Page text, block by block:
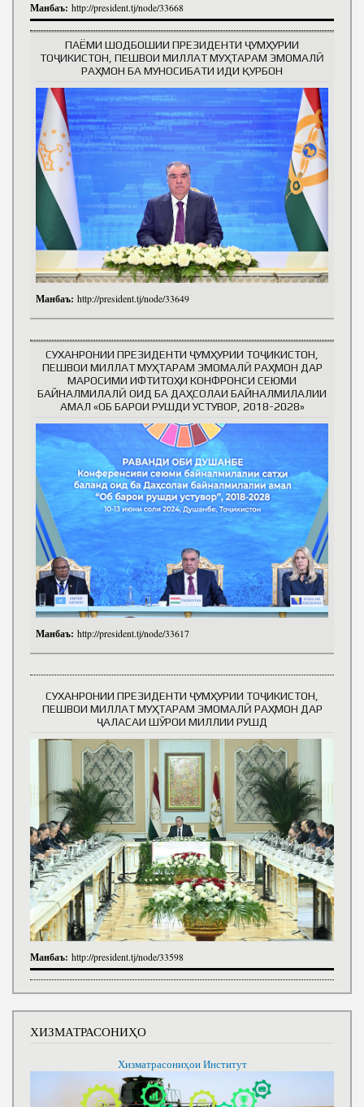
Манбаъ: http://president.tj/node/33668
ПАЁМИ ШОДБОШИИ ПРЕЗИДЕНТИ ҶУМҲУРИИ
ТОҶИКИСТОН, ПЕШВОИ МИЛЛАТ МУҲТАРАМ ЭМОМАЛӢ
РАҲМОН БА МУНОСИБАТИ ИДИ ҚУРБОН
Манбаъ: http://president.tj/node/33649
СУХАНРОНИИ ПРЕЗИДЕНТИ ҶУМҲУРИИ ТОҶИКИСТОН,
ПЕШВОИ МИЛЛАТ МУҲТАРАМ ЭМОМАЛӢ РАҲМОН ДАР
МАРОСИМИ ИФТИТОҲИ КОНФРОНСИ СЕЮМИ
БАЙНАЛМИЛАЛӢ ОИД БА ДАҲСОЛАИ БАЙНАЛМИЛАЛИИ
АМАЛ «ОБ БАРОИ РУШДИ УСТУВОР, 2018-2028»
Манбаъ: http://president.tj/node/33617
СУХАНРОНИИ ПРЕЗИДЕНТИ ҶУМҲУРИИ ТОҶИКИСТОН,
ПЕШВОИ МИЛЛАТ МУҲТАРАМ ЭМОМАЛӢ РАҲМОН ДАР
ҶАЛАСАИ ШӮРОИ МИЛЛИИ РУШД
Манбаъ: http://president.tj/node/33598
ХИЗМАТРАСОНИҲО
Хизматрасониҳои Институт